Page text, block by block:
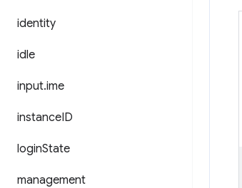
identity
idle
input.ime
instanceID
loginState
management